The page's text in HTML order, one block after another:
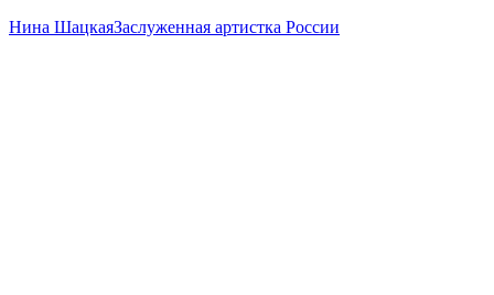
Нина ШацкаяЗаслуженная артистка России